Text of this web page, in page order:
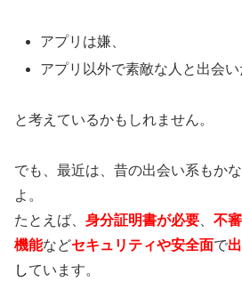
アプリは嫌、
アプリ以外で素敵な人と出会い
と考えているかもしれません。
でも、最近は、昔の出会い系もか
よ。
たとえば、 身分証明書が必要
不
機能などセキュリティや安全面で
しています。